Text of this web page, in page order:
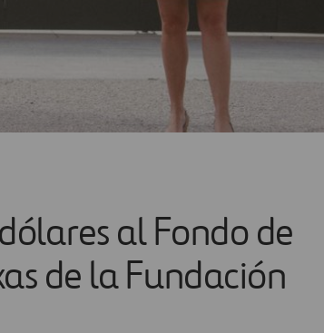
al Fondo de
de la Fundación